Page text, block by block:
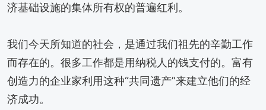
济基础设施的集体所有权的普遍红利。
我们今天所知道的社会，是通过我们祖先的辛勤工作
而存在的。很多工作都是用纳税人的钱支付的。富有
创造力的企业家利用这种“共同遗产”来建立他们的经
济成功。